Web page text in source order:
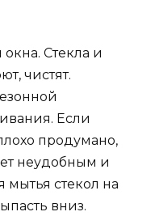
Стекла и
чистят.
Если
продумано,
неудобным и
стекол на
вниз.